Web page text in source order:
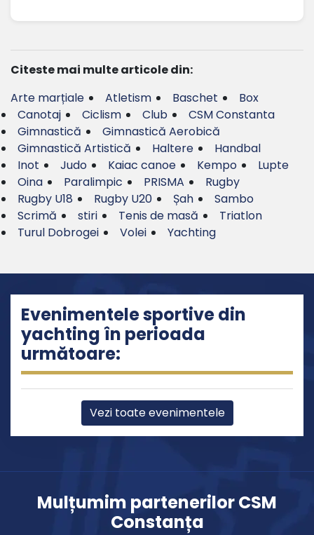
Citeste mai multe articole din:
Arte marțiale
Atletism Baschet
Box
Canotaj
Ciclism Club
CSM Constanta
Gimnastică
Gimnastică Aerobică
Gimnastică Artistică
Haltere
Handbal
Inot
Judo Kaiac canoe Kempo
Lupte
Oina
Paralimpic PRISMA
Rugby
Rugby U18
Rugby U20 Șah
Sambo
Scrimă
stiri Tenis de masă
Triatlon
Turul Dobrogei
Volei Yachting
Evenimentele sportive din
yachting în perioada
următoare:
Vezi toate evenimentele
Mulțumim partenerilor CSM
Constanța